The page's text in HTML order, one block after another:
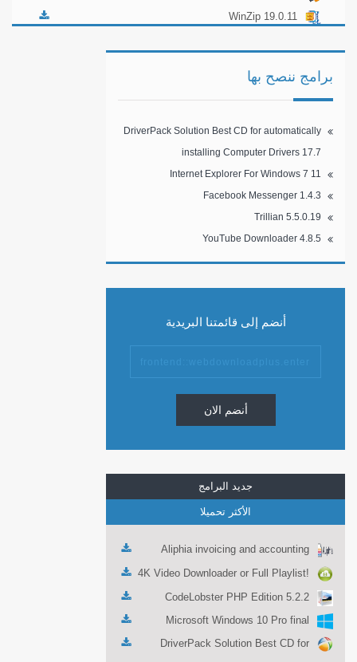
WinZip 19.0.11
برامج ننصح بها
DriverPack Solution Best CD for automatically
installing Computer Drivers 17.7
Internet Explorer For Windows 7 11
Facebook Messenger 1.4.3
Trillian 5.5.0.19
YouTube Downloader 4.8.5
أنضم إلى قائمتنا البريدية
أنضم الان
جديد البرامج
الأكثر تحميلا
Aliphia invoicing and accounting
management 1.0.1
4K Video Downloader or Full Playlist!
3.4.5.1525
CodeLobster PHP Edition 5.2.2
Microsoft Windows 10 Pro final
DriverPack Solution Best CD for